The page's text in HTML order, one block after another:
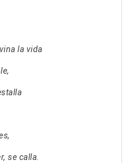
la vida
se calla.